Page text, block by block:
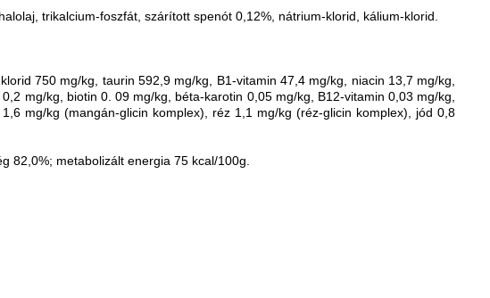
trikalcium-foszfát, szárított spenót 0,12%, nátrium-klorid, kálium-klorid.
750 mg/kg, taurin 592,9 mg/kg, B1-vitamin 47,4 mg/kg, niacin 13,7 mg/kg,
mg/kg, biotin 0. 09 mg/kg, béta-karotin 0,05 mg/kg, B12-vitamin 0,03 mg/kg,
mg/kg (mangán-glicin komplex), réz 1,1 mg/kg (réz-glicin komplex), jód 0,8
82,0%; metabolizált energia 75 kcal/100g.